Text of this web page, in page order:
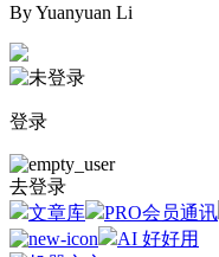
By Yuanyuan Li
登录
去登录
文章库
PRO会员通讯
AI 好好用